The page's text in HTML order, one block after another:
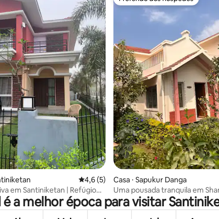
de 5, 28 avaliações4,6 de uma avaliação média de 5, 5
4,6 (5)
em Santiniketan | Refúgio
fim de semana
Preferido dos hóspedes
Casa ⋅ Sapukur Danga
Uma pousada tranquila em
é a melhor época para visitar